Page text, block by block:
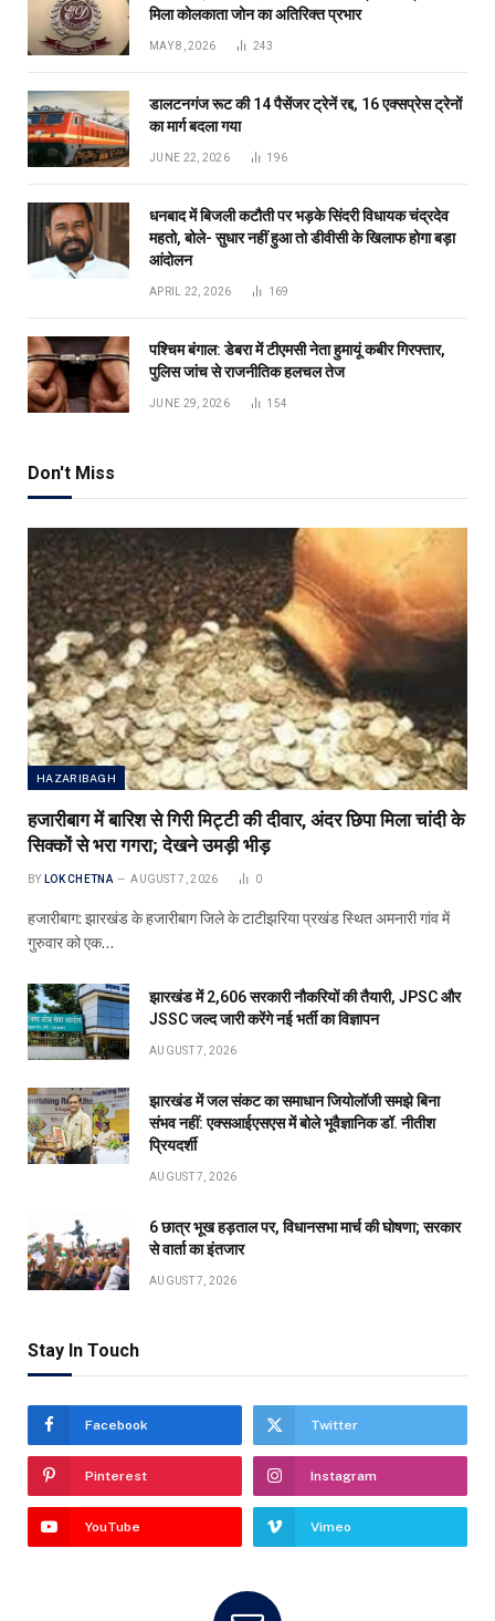
मिला कोलकाता जोन का अतिरिक्त प्रभार
MAY 8, 2026 243
डालटनगंज रूट की 14 पैसेंजर ट्रेनें रद्द, 16 एक्सप्रेस ट्रेनों
का मार्ग बदला गया
JUNE 22, 2026 196
धनबाद में बिजली कटौती पर भड़के सिंदरी विधायक चंद्रदेव
महतो, बोले- सुधार नहीं हुआ तो डीवीसी के खिलाफ होगा बड़ा
आंदोलन
APRIL 22, 2026 169
पश्चिम बंगाल: डेबरा में टीएमसी नेता हुमायूं कबीर गिरफ्तार,
पुलिस जांच से राजनीतिक हलचल तेज
JUNE 29, 2026 154
Don't Miss
HAZARIBAGH
हजारीबाग में बारिश से गिरी मिट्टी की दीवार, अंदर छिपा मिला चांदी के
सिक्कों से भरा गगरा; देखने उमड़ी भीड़
BY LOK CHETNA AUGUST 7, 2026 0
हजारीबाग: झारखंड के हजारीबाग जिले के टाटीझरिया प्रखंड स्थित अमनारी गांव में
गुरुवार को एक…
झारखंड में 2,606 सरकारी नौकरियों की तैयारी, JPSC और
JSSC जल्द जारी करेंगे नई भर्ती का विज्ञापन
AUGUST 7, 2026
झारखंड में जल संकट का समाधान जियोलॉजी समझे बिना
संभव नहीं: एक्सआईएसएस में बोले भूवैज्ञानिक डॉ. नीतीश
प्रियदर्शी
AUGUST 7, 2026
6 छात्र भूख हड़ताल पर, विधानसभा मार्च की घोषणा; सरकार
से वार्ता का इंतजार
AUGUST 7, 2026
Stay In Touch
Facebook Twitter
Pinterest Instagram
YouTube Vimeo